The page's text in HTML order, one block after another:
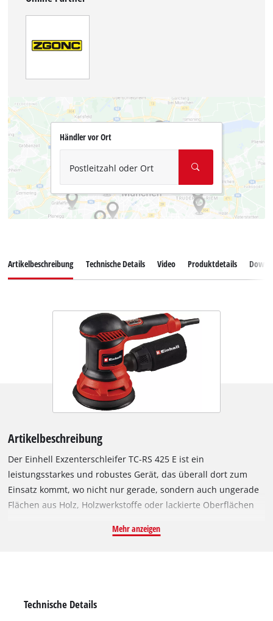
Händler vor Ort
Postleitzahl oder Ort
Artikelbeschreibung Technische Details Video Produktdetails
Artikelbeschreibung
Der Einhell Exzenterschleifer TC-RS 425 E ist ein
leistungsstarkes und robustes Gerät, das überall dort zum
Einsatz kommt, wo nicht nur gerade, sondern auch ungerade
Flächen aus Holz, Holzwerkstoffe oder lackierte Oberflächen
sich seine Schleifleistung optimal an das zu bearbeitende
Schleifpapiere in Sekundenschnelle wechseln lassen und
Mehr anzeigen
Technische Details